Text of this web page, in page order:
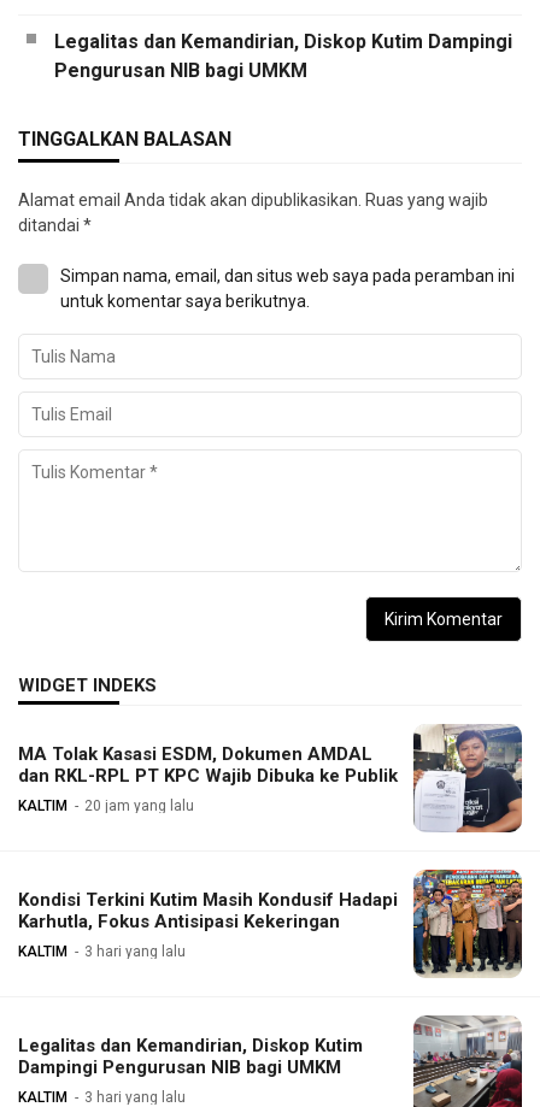
Legalitas dan Kemandirian, Diskop Kutim Dampingi
Pengurusan NIB bagi UMKM
TINGGALKAN BALASAN
Alamat email Anda tidak akan dipublikasikan. Ruas yang wajib
ditandai *
Simpan nama, email, dan situs web saya pada peramban ini
untuk komentar saya berikutnya.
WIDGET INDEKS
MA Tolak Kasasi ESDM, Dokumen AMDAL
dan RKL-RPL PT KPC Wajib Dibuka ke Publik
KALTIM 20 jam yang lalu
Kondisi Terkini Kutim Masih Kondusif Hadapi
Karhutla, Fokus Antisipasi Kekeringan
KALTIM 3 hari yang lalu
Legalitas dan Kemandirian, Diskop Kutim
Dampingi Pengurusan NIB bagi UMKM
KALTIM 3 hari yang lalu